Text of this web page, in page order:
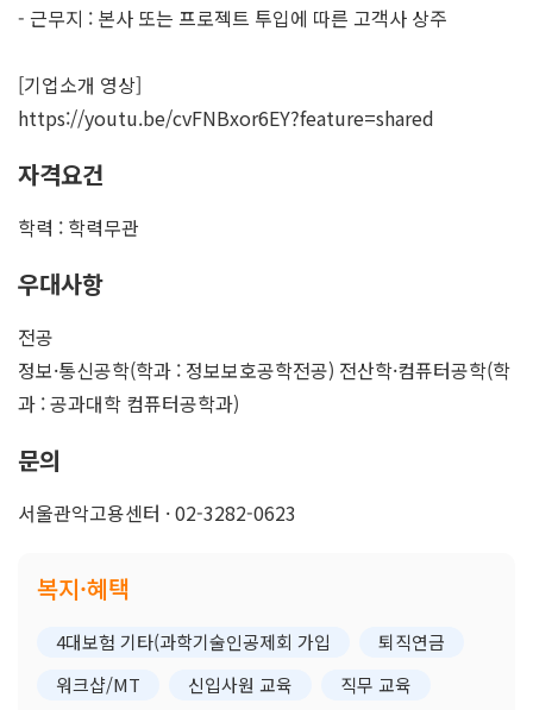
- 근무지 : 본사 또는 프로젝트 투입에 따른 고객사 상주
[기업소개 영상]
https://youtu.be/cvFNBxor6EY?feature=shared
자격요건
학력 : 학력무관
우대사항
전공
정보·통신공학(학과 : 정보보호공학전공) 전산학·컴퓨터공학(학
과 : 공과대학 컴퓨터공학과)
문의
서울관악고용센터 · 02-3282-0623
복지·혜택
4대보험 기타(과학기술인공제회 가입
퇴직연금
워크샵/MT
신입사원 교육
직무 교육